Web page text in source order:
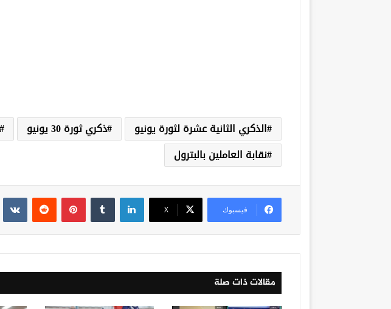
الذكري الثانية عشرة لثورة يونيو ذكري ثورة 30 يونيو
نقابة العاملين بالبترول
فيسبوك ‫X
لينكدإن بينتيريست
مقالات ذات صلة